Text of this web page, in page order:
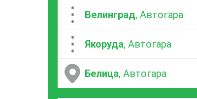
...Велинград, Автогара
...Якоруда, Автогара
Белица, Автогара